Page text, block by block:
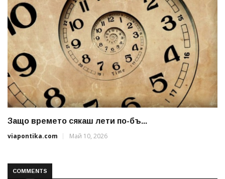
Защо времето сякаш лети по-бъ...
viapontika.com
Май 10, 2026
COMMENTS